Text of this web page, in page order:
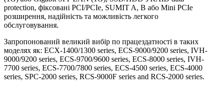
protection, фіксовані PCI/PCIe, SUMIT A, B або Mini PCIe
розширення, надійність та можливість легкого
обслуговування.
Запропонований великий вибір по працездатності в таких
моделях як: ECX-1400/1300 series, ECS-9000/9200 series, IVH-
9000/9200 series, ECS-9700/9600 series, ECS-8000 series, IVH-
7700 series, ECS-7700/7800 series, ECS-4500 series, ECS-4000
series, SPC-2000 series, RCS-9000F series and RCS-2000 series.